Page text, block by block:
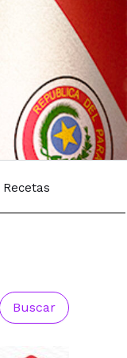
Recetas
Buscar